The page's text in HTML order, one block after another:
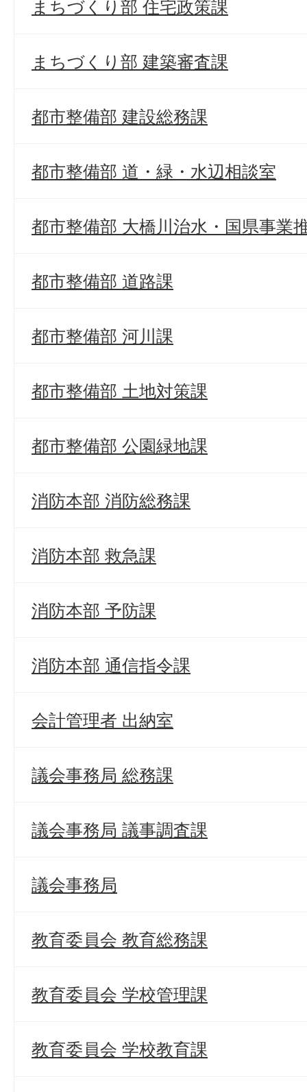
まちづくり部 住宅政策課
まちづくり部 建築審査課
都市整備部 建設総務課
都市整備部 道・緑・水辺相談室
都市整備部 大橋川治水・国県事業
都市整備部 道路課
都市整備部 河川課
都市整備部 土地対策課
都市整備部 公園緑地課
消防本部 消防総務課
消防本部 救急課
消防本部 予防課
消防本部 通信指令課
会計管理者 出納室
議会事務局 総務課
議会事務局 議事調査課
議会事務局
教育委員会 教育総務課
教育委員会 学校管理課
教育委員会 学校教育課